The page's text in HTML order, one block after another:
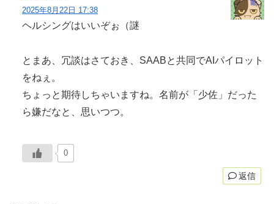
2025年8月22日 17:38
ヘルシングはいいぞぉ（謎
とまあ、冗談はさておき、SAABと共同でAIパイロット
をねぇ。
ちょっと期待しちゃいますね。名前が「少佐」だった
ら嫌だなと、思いつつ。
0
返信